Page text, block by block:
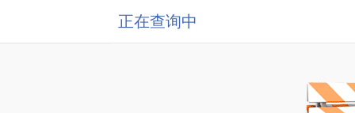
正在查询中